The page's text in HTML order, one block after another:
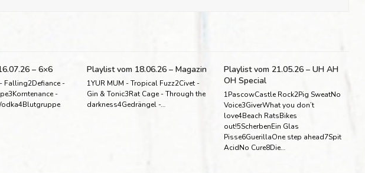
– 6×6
Falling2Defiance -
-
Playlist vom 18.06.26 – Magazin
1YUR MUM - Tropical Fuzz2Civet -
Gin & Tonic3Rat Cage - Through the
darkness4Gedrängel -…
Playlist vom 21.05.26 – UH AH
OH Special
1PascowCastle Rock2Pig SweatNo
Voice3GiverWhat you don’t
love4Beach RatsBikes
out!5ScherbenEin Glas
Pisse6GuerillaOne step ahead7Spit
AcidNo Cure8Die…